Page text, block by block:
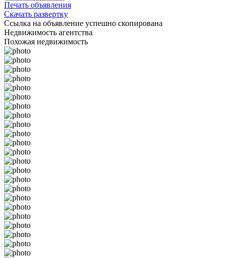
Печать объявления
Скачать развертку
Ссылка на объявление успешно скопирована
Недвижимость агентства
Похожая недвижимость